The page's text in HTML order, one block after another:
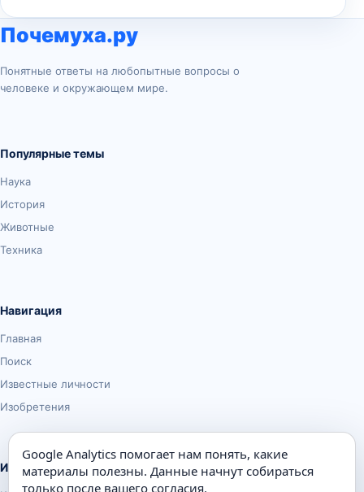
Почемуха.ру
Понятные ответы на любопытные вопросы о
человеке и окружающем мире.
Популярные темы
Наука
История
Животные
Техника
Навигация
Главная
Поиск
Известные личности
Изобретения
Информация
Google Analytics помогает нам понять, какие
материалы полезны. Данные начнут собираться
только после вашего согласия.